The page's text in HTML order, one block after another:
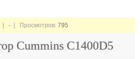
| - | Просмотров: 795
Cummins C1400D5